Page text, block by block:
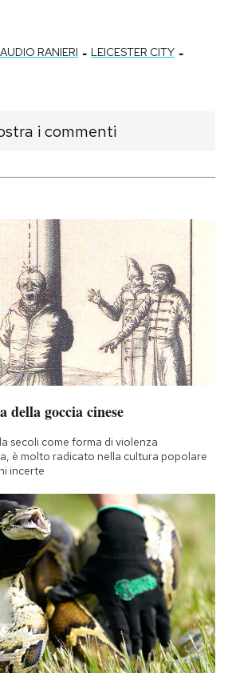
RANIERI - LEICESTER CITY -
i commenti
goccia cinese
secoli come forma di violenza
è molto radicato nella cultura popolare
incerte